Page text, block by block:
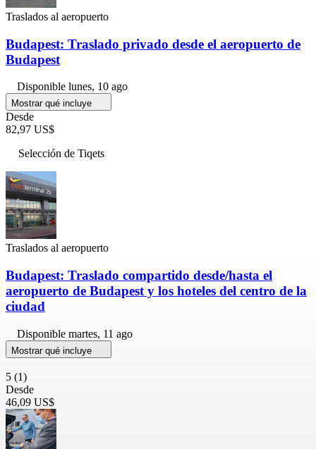
Traslados al aeropuerto
Budapest: Traslado privado desde el aeropuerto de
Budapest
Disponible lunes, 10 ago
Mostrar qué incluye
Desde
82,97 US$
Selección de Tiqets
Traslados al aeropuerto
Budapest: Traslado compartido desde/hasta el
aeropuerto de Budapest y los hoteles del centro de la
ciudad
Disponible martes, 11 ago
Mostrar qué incluye
5 (1)
Desde
46,09 US$